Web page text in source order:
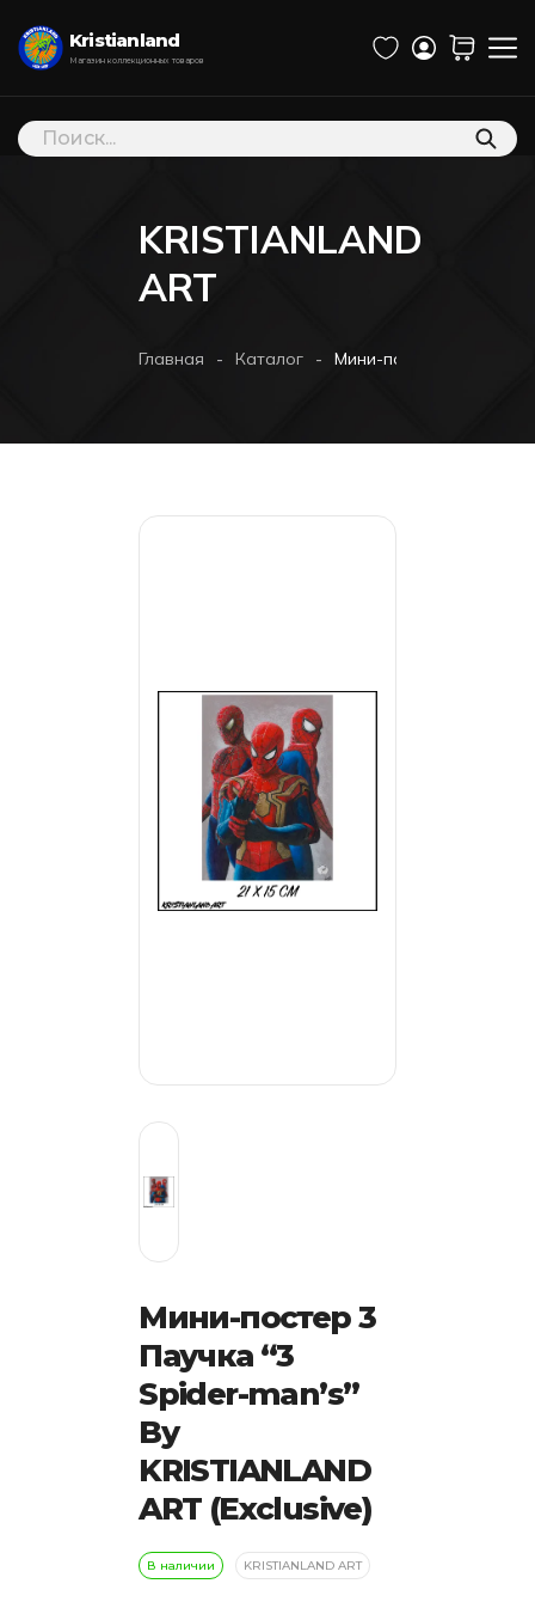
Kristianland
Магазин коллекционных товаров
Поиск
товаров
KRISTIANLAND
ART
Главная - Каталог - Мини-постер 3 Паучка
Мини-постер 3
Паучка “3
Spider-man’s”
By
KRISTIANLAND
ART (Exclusive)
В наличии KRISTIANLAND ART